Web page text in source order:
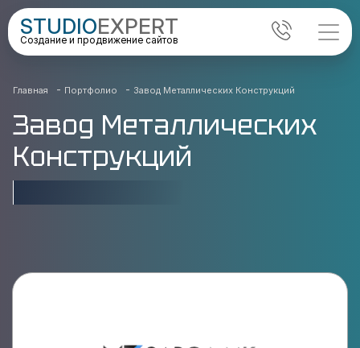
STUDIOEXPERT
Создание и продвижение сайтов
Главная - Портфолио - Завод Металлических Конструкций
Завод Металлических
Конструкций